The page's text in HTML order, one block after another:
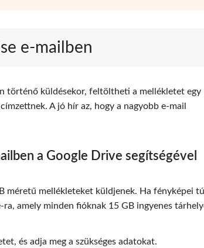
e-mailben
történő küldésekor, feltöltheti a mellékletet egy
A jó hír az, hogy a nagyobb e-mail
a Google Drive segítségével
méretű mellékleteket küldjenek. Ha fényképei
amely minden fióknak 15 GB ingyenes
és adja meg a szükséges adatokat.